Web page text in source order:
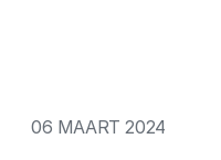
06 MAART 2024